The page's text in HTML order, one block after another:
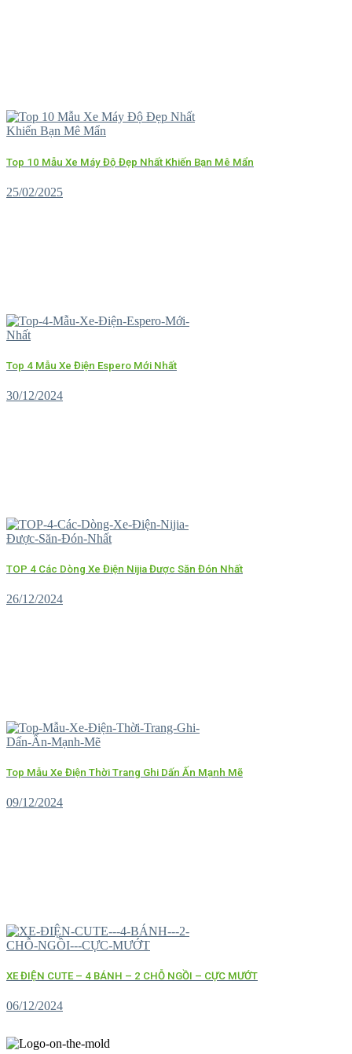
Top 10 Mẫu Xe Máy Độ Đẹp Nhất Khiến Bạn Mê Mẩn
25/02/2025
Top 4 Mẫu Xe Điện Espero Mới Nhất
30/12/2024
TOP 4 Các Dòng Xe Điện Nijia Được Săn Đón Nhất
26/12/2024
Top Mẫu Xe Điện Thời Trang Ghi Dấn Ấn Mạnh Mẽ
09/12/2024
XE ĐIỆN CUTE – 4 BÁNH – 2 CHỖ NGỒI – CỰC MƯỚT
06/12/2024